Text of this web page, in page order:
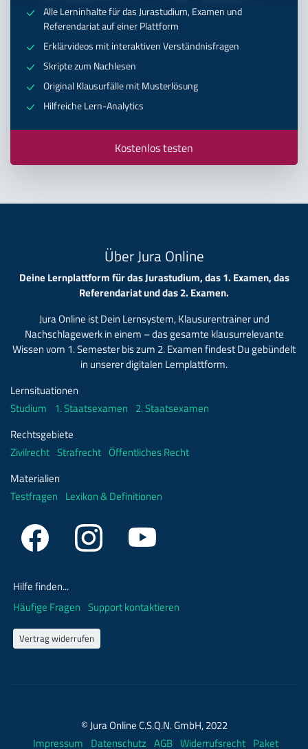
Alle Lerninhalte für das Jurastudium, Examen und
Referendariat auf einer Plattform
Erklärvideos mit interaktiven Verständnisfragen
Skripte zum Nachlesen
Original Klausurfälle mit Musterlösung
Hilfreiche Lern-Analytics
Kostenlos testen
Über Jura Online
Deine Lernplattform für das Jurastudium, das 1. Examen, das
Referendariat und das 2. Examen.
Jura Online ist Dein Lernsystem, Klausurentrainer und
Nachschlagewerk in einem – das gesamte klausurrelevante
Wissen vom 1. Semester bis zum 2. Examen findest Du gebündelt
in unserer digitalen Lernplattform.
Lernsituationen
Studium 1. Staatsexamen 2. Staatsexamen
Rechtsgebiete
Zivilrecht Strafrecht Öffentliches Recht
Materialien
Testfragen Lexikon & Definitionen
Hilfe finden...
Häufige Fragen Support kontaktieren
Vertrag widerrufen
© Jura Online C.S.Q.N. GmbH, 2022
Impressum Datenschutz AGB Widerrufsrecht Paket